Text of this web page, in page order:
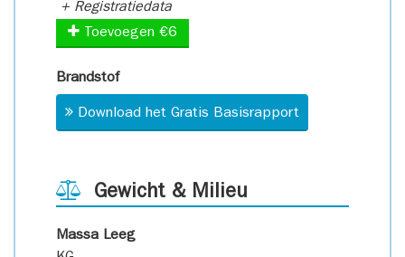
+ Registratiedata
Toevoegen €6
Brandstof
Download het Gratis Basisrapport
Gewicht & Milieu
Massa Leeg